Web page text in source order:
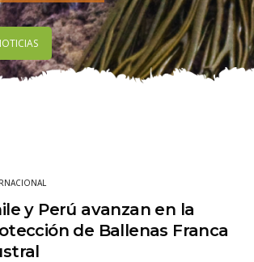
y Perú avanzan en la
de Ballenas Franca